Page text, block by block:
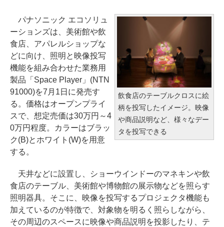
飲食店のテーブルクロスに絵
柄を投写したイメージ。映像
や商品説明など、様々なデー
タを投写できる
パナソニック エコソリュ
ーションズは、美術館や飲
食店、アパレルショップな
どに向け、照明と映像投写
機能を組み合わせた業務用
製品「Space Player」(NTN
91000)を7月1日に発売す
る。価格はオープンプライ
スで、想定売価は30万円～4
0万円程度。カラーはブラッ
ク(B)とホワイト(W)を用意
する。
天井などに設置し、ショーウインドーのマネキンや飲
食店のテーブル、美術館や博物館の展示物などを照らす
照明器具。そこに、映像を投写するプロジェクタ機能も
加えているのが特徴で、対象物を明るく照らしながら、
その周辺のスペースに映像や商品説明を投影したり、テ